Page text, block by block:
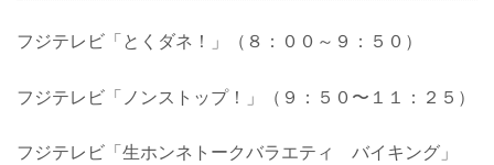
フジテレビ「とくダネ！」（８：００～９：５０）
フジテレビ「ノンストップ！」（９：５０〜１１：２５）
フジテレビ「生ホンネトークバラエティ バイキング」